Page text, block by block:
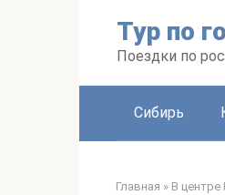
Тур по
Поездки по
Сибирь
Главная » В центре